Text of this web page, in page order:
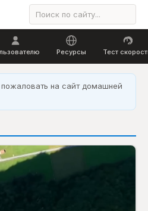
Ресурсы Тест
на сайт домашней